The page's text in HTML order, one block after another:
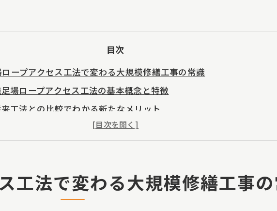
目次
ロープアクセス工法で変わる大規模修繕工事の常識
場ロープアクセス工法の基本概念と特徴
工法との比較でわかる新たなメリット
足場ロープアクセス工法がもたらす作業安全性の向上
の施工事例から見る改革の可能性
立川市曙町での大規模修繕工事における新時代の始まり
工法で変わる大規模修繕工事